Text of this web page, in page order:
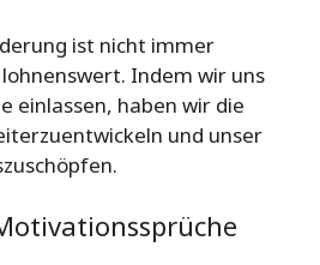
ist nicht immer
Indem wir uns
einlassen, haben wir die
und unser